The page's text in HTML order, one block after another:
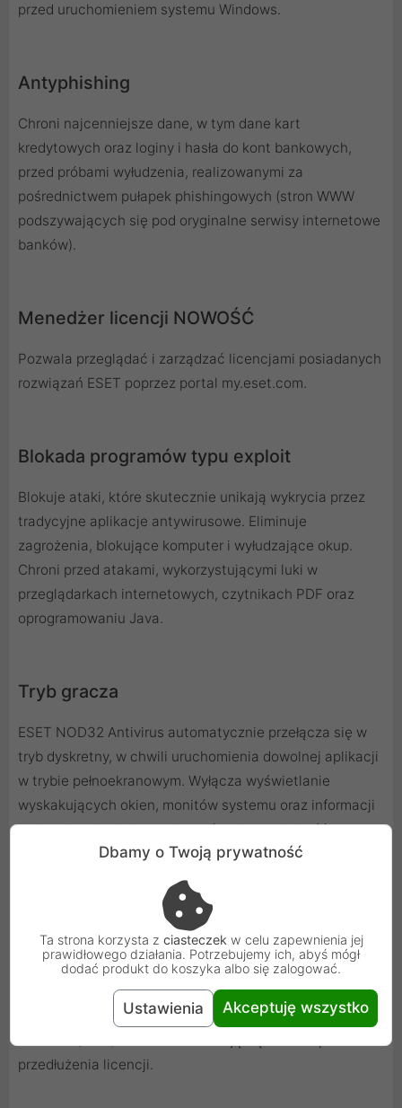
przed uruchomieniem systemu Windows.
Antyphishing
Chroni najcenniejsze dane, w tym dane kart
kredytowych oraz loginy i hasła do kont bankowych,
przed próbami wyłudzenia, realizowanymi za
pośrednictwem pułapek phishingowych (stron WWW
podszywających się pod oryginalne serwisy internetowe
banków).
Menedżer licencji NOWOŚĆ
Pozwala przeglądać i zarządzać licencjami posiadanych
rozwiązań ESET poprzez portal my.eset.com.
Blokada programów typu exploit
Blokuje ataki, które skutecznie unikają wykrycia przez
tradycyjne aplikacje antywirusowe. Eliminuje
zagrożenia, blokujące komputer i wyłudzające okup.
Chroni przed atakami, wykorzystującymi luki w
przeglądarkach internetowych, czytnikach PDF oraz
oprogramowaniu Java.
Tryb gracza
ESET NOD32 Antivirus automatycznie przełącza się w
tryb dyskretny, w chwili uruchomienia dowolnej aplikacji
w trybie pełnoekranowym. Wyłącza wyświetlanie
wyskakujących okien, monitów systemu oraz informacji
o aktualizacjach, by zachować pełną wydajność
maszyny i nie przeszkadzać w rozrywce lub w pracy.
Rejestracja przedłużenia jest możliwa tylko w przypadku
gdy jesteśmy w posiadaniu pełnej licencji z polskiej
dystrybucji ESET. Produkty ESET w wersjach testowych
przedłużenia licencji.
Dbamy o Twoją prywatność
Ta strona korzysta z ciasteczek w celu zapewnienia jej
prawidłowego działania. Potrzebujemy ich, abyś mógł
dodać produkt do koszyka albo się zalogować.
Ustawienia Akceptuję wszystko